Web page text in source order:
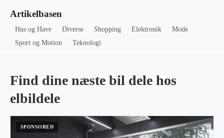
Artikelbasen
Hus og Have Diverse Shopping Elektronik
Mode
Sport og Motion
Teknologi
Find dine næste bil dele hos
elbildele